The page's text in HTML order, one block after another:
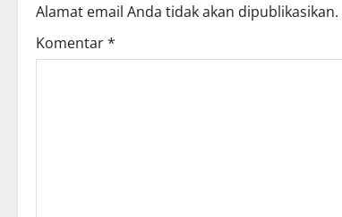
Alamat email Anda tidak akan dipublikasikan.
Komentar*